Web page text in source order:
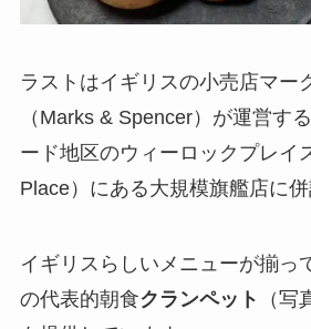
ラストはイギリスの小売店マー
（Marks & Spencer）が運営す
ード地区のウィーロックプレイ
Place）にある大規模旗艦店に併
イギリスらしいメニューが揃っ
の代表的朝食クランペット （写